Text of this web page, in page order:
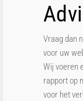
Vraag dan
voor uw
Wij voeren
rapport op
voor het